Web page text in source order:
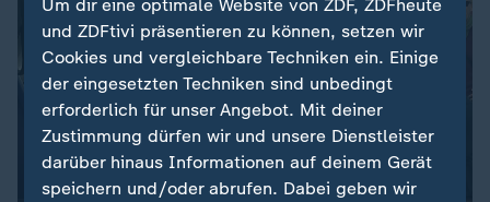
Um dir eine optimale Website von ZDF, ZDFheute
und ZDFtivi präsentieren zu können, setzen wir
Cookies und vergleichbare Techniken ein. Einige
der eingesetzten Techniken sind unbedingt
erforderlich für unser Angebot. Mit deiner
Zustimmung dürfen wir und unsere Dienstleister
darüber hinaus Informationen auf deinem Gerät
speichern und/oder abrufen. Dabei geben wir